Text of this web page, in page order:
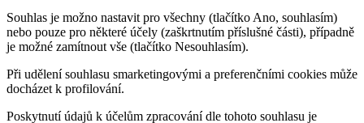
Souhlas je možno nastavit pro všechny (tlačítko Ano, souhlasím)
nebo pouze pro některé účely (zaškrtnutím příslušné části), případně
je možné zamítnout vše (tlačítko Nesouhlasím).
Při udělení souhlasu smarketingovými a preferenčními cookies může
docházet k profilování.
Poskytnutí údajů k účelům zpracování dle tohoto souhlasu je